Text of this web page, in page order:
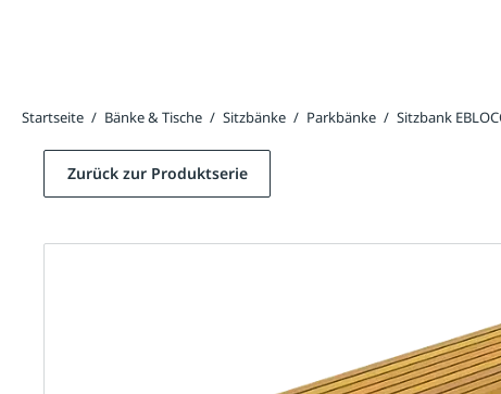
Startseite / Bänke & Tische / Sitzbänke / Parkbänke / Sitzbank
Zurück zur Produktserie